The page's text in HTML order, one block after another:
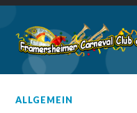
ALLGEMEIN